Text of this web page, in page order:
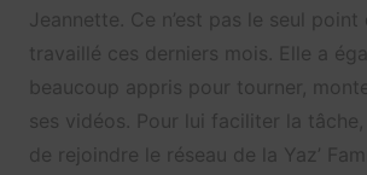
Jeannette. Ce n’est pas le seul point
travaillé ces derniers mois. Elle a
beaucoup appris pour tourner,
ses vidéos. Pour lui faciliter la
de rejoindre le réseau de la Yaz’